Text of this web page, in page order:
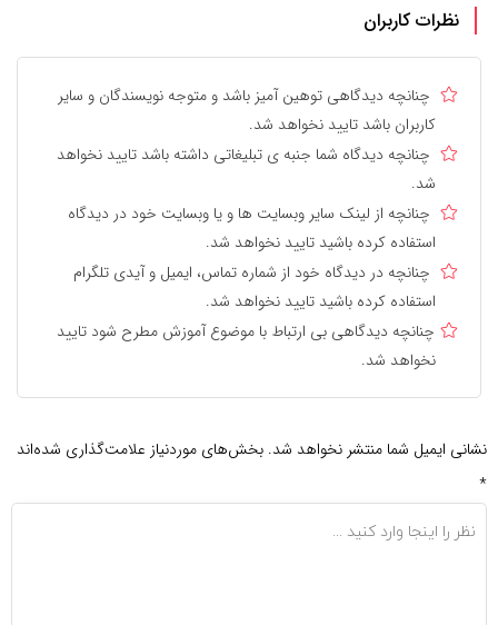
نظرات کاربران
چنانچه دیدگاهی توهین آمیز باشد و متوجه نویسندگان و سایر
کاربران باشد تایید نخواهد شد.
چنانچه دیدگاه شما جنبه ی تبلیغاتی داشته باشد تایید نخواهد
شد.
چنانچه از لینک سایر وبسایت ها و یا وبسایت خود در دیدگاه
استفاده کرده باشید تایید نخواهد شد.
چنانچه در دیدگاه خود از شماره تماس، ایمیل و آیدی تلگرام
استفاده کرده باشید تایید نخواهد شد.
چنانچه دیدگاهی بی ارتباط با موضوع آموزش مطرح شود تایید
نخواهد شد.
نشانی ایمیل شما منتشر نخواهد شد. بخش‌های موردنیاز علامت‌گذاری شده‌اند
*